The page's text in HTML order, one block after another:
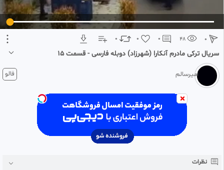
0 0 0 48 0
سریال ترکی مادرم آنکارا (شهرزاد) دوبله فارسی - قسمت 15
سریال ترکی مادرم آنکارا (شهرزاد) دوبله فارسی - قسمت 15
امیرسالم فالو
نظرات